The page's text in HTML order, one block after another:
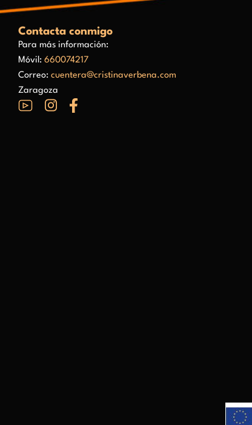
Contacta conmigo
Para más información:
Móvil: 660074217
Correo: cuentera@cristinaverbena.com
Zaragoza